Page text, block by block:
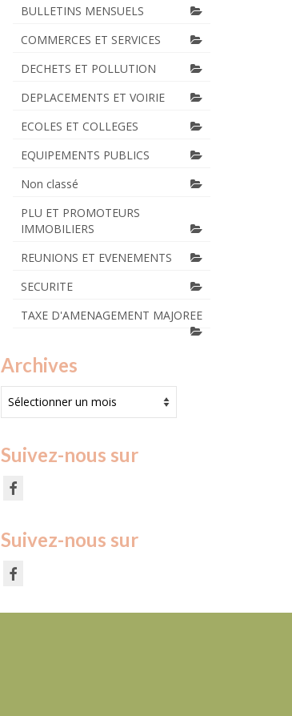
BULLETINS MENSUELS
COMMERCES ET SERVICES
DECHETS ET POLLUTION
DEPLACEMENTS ET VOIRIE
ECOLES ET COLLEGES
EQUIPEMENTS PUBLICS
Non classé
PLU ET PROMOTEURS
IMMOBILIERS
REUNIONS ET EVENEMENTS
SECURITE
TAXE D'AMENAGEMENT MAJOREE
Archives
Suivez-nous sur
Suivez-nous sur